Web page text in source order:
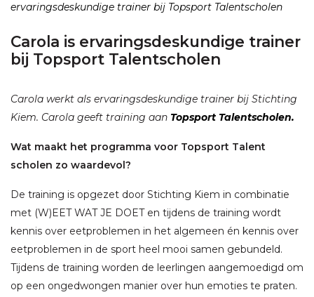
ervaringsdeskundige trainer bij Topsport Talentscholen
Carola is ervaringsdeskundige trainer
bij Topsport Talentscholen
Carola werkt als ervaringsdeskundige trainer bij Stichting
Kiem. Carola geeft training aan Topsport Talentscholen.
Wat maakt het programma voor Topsport Talent
scholen zo waardevol?
De training is opgezet door Stichting Kiem in combinatie
met (W)EET WAT JE DOET en tijdens de training wordt
kennis over eetproblemen in het algemeen én kennis over
eetproblemen in de sport heel mooi samen gebundeld.
Tijdens de training worden de leerlingen aangemoedigd om
op een ongedwongen manier over hun emoties te praten.